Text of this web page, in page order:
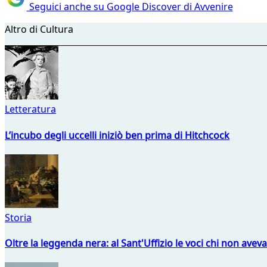
Seguici anche su Google Discover di Avvenire
Altro di Cultura
Letteratura
L’incubo degli uccelli iniziò ben prima di Hitchcock
Storia
Oltre la leggenda nera: al Sant'Uffizio le voci chi non